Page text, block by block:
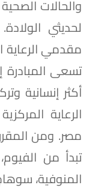
والحالات
لحديثي
مقدمي الرعاية
تسعى
أكثر إنسانية
الرعاية
مصر. ومن
تبدأ من
المنوفية،